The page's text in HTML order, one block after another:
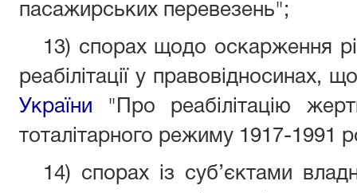
пасажирських перевезень";
13) спорах щодо оскарження
реабілітації у правовідносинах,
України "Про реабілітацію
тоталітарного режиму 1917-1991
14) спорах із суб’єктами